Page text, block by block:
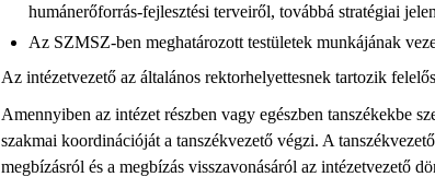
humánerőforrás-fejlesztési terveiről, továbbá stratégiai
Az SZMSZ-ben meghatározott testületek munkájának
Az intézetvezető az általános rektorhelyettesnek tartozik
Amennyiben az intézet részben vagy egészben tanszékekbe
szakmai koordinációját a tanszékvezető végzi. A
megbízásról és a megbízás visszavonásáról az intézetvezető